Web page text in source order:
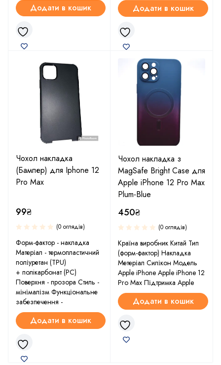
Додати в кошик Додати в кошик
Чохол накладка
(Бампер) для Iphone 12
Pro Max
99₴
(0 оглядів)
Форм-фактор - накладка
Матеріал - термопластичний
поліуретан (TPU)
+ полiкарбонат (PC)
Поверхня - прозора Стиль -
мінімалізм Функціональне
забезпечення -
Додати в кошик
Чохол накладка з
MagSafe Bright Case для
Apple iPhone 12 Pro Max
Plum-Blue
450₴
(0 оглядів)
Країна виробник Китай Тип
(форм-фактор) Накладка
Метеріал Силікон Модель
Apple iPhone Apple iPhone 12
Pro Max Підтримка Apple
Додати в кошик